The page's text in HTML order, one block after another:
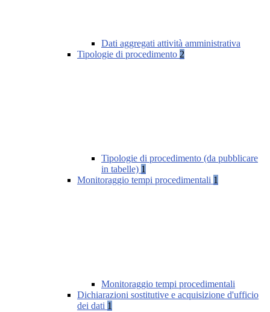
Dati aggregati attività amministrativa
Tipologie di procedimento 2
Tipologie di procedimento (da pubblicare
in tabelle) 1
Monitoraggio tempi procedimentali 1
Monitoraggio tempi procedimentali
Dichiarazioni sostitutive e acquisizione d'ufficio
dei dati 1